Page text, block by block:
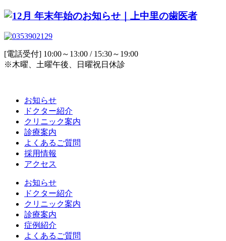
[電話受付] 10:00～13:00 / 15:30～19:00
※木曜、土曜午後、日曜祝日休診
お知らせ
ドクター紹介
クリニック案内
診療案内
よくあるご質問
採用情報
アクセス
お知らせ
ドクター紹介
クリニック案内
診療案内
症例紹介
よくあるご質問